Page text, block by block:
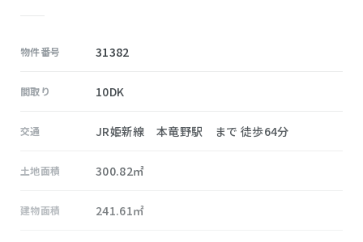
物件番号 31382
間取り 10DK
交通 JR姫新線 本竜野駅 まで 徒歩64分
土地面積 300.82㎡
建物面積 241.61㎡